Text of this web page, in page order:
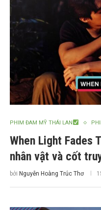
PHIM ĐAM MỸ THÁI LAN
When Light Fades
nhân vật và cốt
bởi Nguyễn Hoàng Trúc Thơ